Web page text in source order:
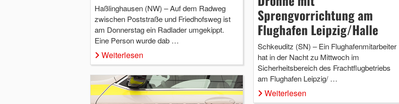
Haßlinghausen (NW) – Auf dem Radweg
zwischen Poststraße und Friedhofsweg ist
am Donnerstag ein Radlader umgekippt.
Eine Person wurde dab …
Weiterlesen
Sprengvorrichtung am
Flughafen Leipzig/Halle
Schkeuditz (SN) – Ein Flughafenmitarbeiter
hat in der Nacht zu Mittwoch im
Sicherheitsbereich des Frachtflugbetriebs
am Flughafen Leipzig/ …
Weiterlesen